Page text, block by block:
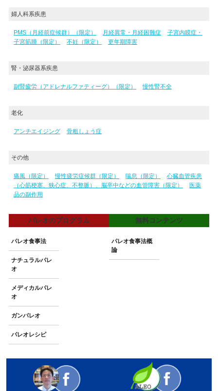
婦人科系疾患
PMS（月経前症候群）（限定） 月経異常・月経困難症
子宮内膜症・
子宮筋腫（限定）
不妊（限定） 更年期障害
腎・泌尿器系疾患
副腎疲労（アドレナルファティーグ）（限定） 慢性腎不全
老化
アンチエイジング 骨粗しょう症
その他
痛風（限定） 慢性疲労症候群（限定） 喘息（限定）
心臓血管疾患
（心筋梗塞、狭心症、不整脈）、脳卒中などの血管障害（限定）
医薬
品の副作用
パレオのプログラム
パレオ食事法
ナチュラルパレ
オ
メディカルパレ
オ
ガンパレオ
パレオレシピ
無料コンテンツ
パレオ食事法概
論